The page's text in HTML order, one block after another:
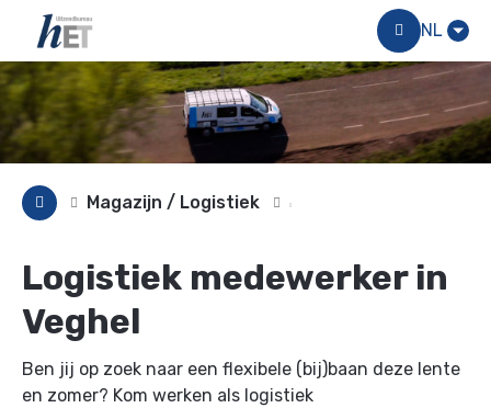
Menu
NL
Magazijn / Logistiek
Logistiek medewerker in
Veghel
Ben jij op zoek naar een flexibele (bij)baan deze lente
en zomer? Kom werken als logistiek